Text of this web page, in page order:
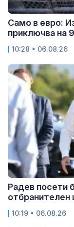
Само в евро:
приключва на
10:28 • 06.08.26
Радев посети
10:19 • 06.08.26